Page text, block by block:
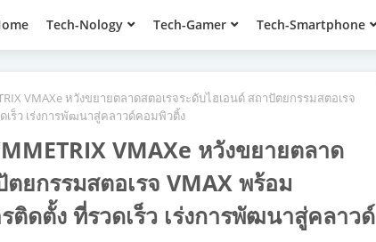
Tech-Nology Tech-Gamer Tech-Smartphone
VMAXe หวังขยายตลาดสตอเรจระดับไฮเอนด์ สถาปัตยกรรมสตอเรจ
ร็ว เร่งการพัฒนาสู่คลาวด์คอมพิวติ้ง
VMAXe หวังขยายตลาด
ยกรรมสตอเรจ VMAX พร้อม
ดตั้ง ที่รวดเร็ว เร่งการพัฒนาสู่คลาวด์